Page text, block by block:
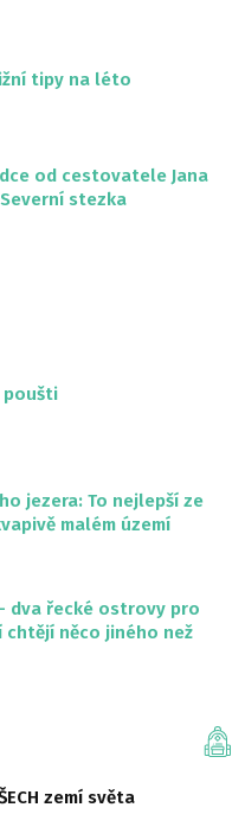
tipy na léto
od cestovatele Jana
stezka
poušti
jezera: To nejlepší ze
malém území
dva řecké ostrovy pro
něco jiného než
zemí světa